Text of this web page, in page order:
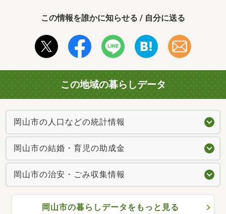
この情報を誰かに知らせる / 自分に送る
この地域の暮らしデータ
岡山市の人口などの統計情報
岡山市の結婚・育児の助成金
岡山市の治安・ごみ収集情報
岡山市の暮らしデータをもっと見る